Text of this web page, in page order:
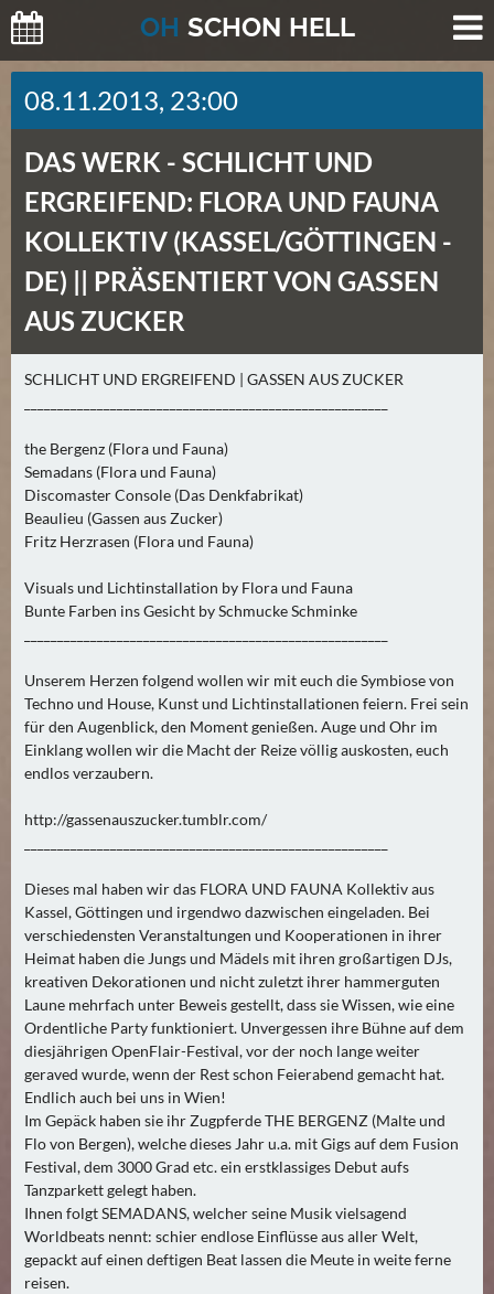
OH SCHON HELL
H
E
T
E
(
2
)
M
O
R
G
N
(
2
)
U
E
B
E
R
M
O
R
E
N
(
0
)
N
Ä
C
H
S
T
E
R
F
R
E
I
08.11.2013, 23:00
DAS WERK - SCHLICHT UND
ERGREIFEND: FLORA UND FAUNA
KOLLEKTIV (KASSEL/GÖTTINGEN -
DE) || PRÄSENTIERT VON GASSEN
AUS ZUCKER
SCHLICHT UND ERGREIFEND | GASSEN AUS ZUCKER
the Bergenz (Flora und Fauna)
Semadans (Flora und Fauna)
Discomaster Console (Das Denkfabrikat)
Beaulieu (Gassen aus Zucker)
Fritz Herzrasen (Flora und Fauna)
Visuals und Lichtinstallation by Flora und Fauna
Bunte Farben ins Gesicht by Schmucke Schminke
Unserem Herzen folgend wollen wir mit euch die Symbiose von
Techno und House, Kunst und Lichtinstallationen feiern. Frei sein
für den Augenblick, den Moment genießen. Auge und Ohr im
Einklang wollen wir die Macht der Reize völlig auskosten, euch
endlos verzaubern.
http://gassenauszucker.tumblr.com/
Dieses mal haben wir das FLORA UND FAUNA Kollektiv aus
Kassel, Göttingen und irgendwo dazwischen eingeladen. Bei
verschiedensten Veranstaltungen und Kooperationen in ihrer
Heimat haben die Jungs und Mädels mit ihren großartigen DJs,
kreativen Dekorationen und nicht zuletzt ihrer hammerguten
Laune mehrfach unter Beweis gestellt, dass sie Wissen, wie eine
Ordentliche Party funktioniert. Unvergessen ihre Bühne auf dem
diesjährigen OpenFlair-Festival, vor der noch lange weiter
geraved wurde, wenn der Rest schon Feierabend gemacht hat.
Endlich auch bei uns in Wien!
Im Gepäck haben sie ihr Zugpferde THE BERGENZ (Malte und
Flo von Bergen), welche dieses Jahr u.a. mit Gigs auf dem Fusion
Festival, dem 3000 Grad etc. ein erstklassiges Debut aufs
Tanzparkett gelegt haben.
Ihnen folgt SEMADANS, welcher seine Musik vielsagend
Worldbeats nennt: schier endlose Einflüsse aus aller Welt,
gepackt auf einen deftigen Beat lassen die Meute in weite ferne
reisen.